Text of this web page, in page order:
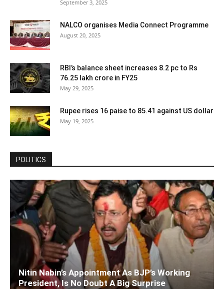
September 3, 2025
NALCO organises Media Connect Programme
August 20, 2025
RBI’s balance sheet increases 8.2 pc to Rs
76.25 lakh crore in FY25
May 29, 2025
Rupee rises 16 paise to 85.41 against US dollar
May 19, 2025
POLITICS
Nitin Nabin’s Appointment As BJP’s Working
President, Is No Doubt A Big Surprise